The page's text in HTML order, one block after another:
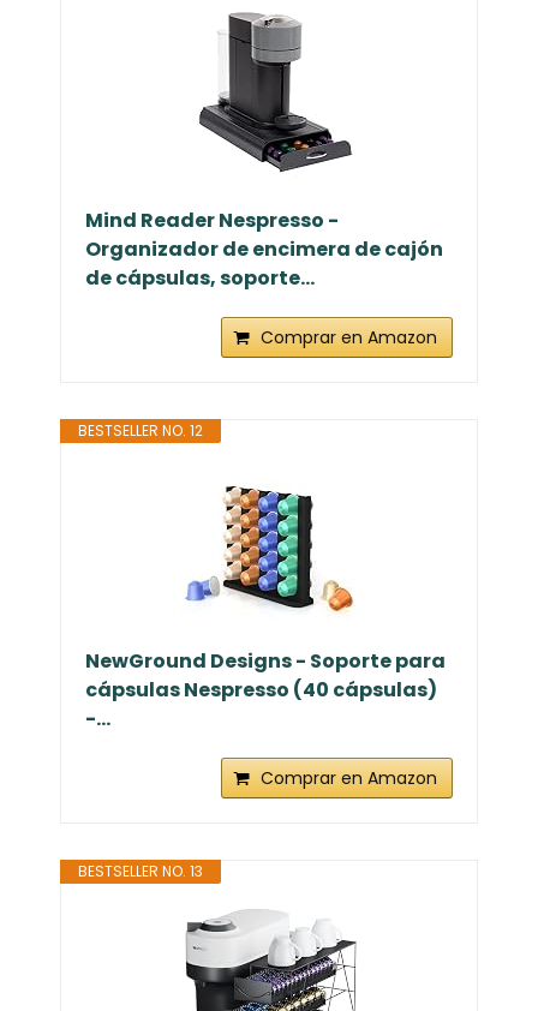
Mind Reader Nespresso -
Organizador de encimera de cajón
de cápsulas, soporte...
Comprar en Amazon
BESTSELLER NO. 12
NewGround Designs - Soporte para
cápsulas Nespresso (40 cápsulas)
-...
Comprar en Amazon
BESTSELLER NO. 13